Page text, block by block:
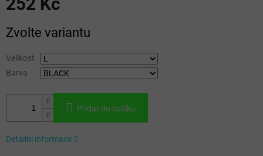
cena:
Zvolte variantu
Velikost
Barva
Přidat do košíku
Detailní informace